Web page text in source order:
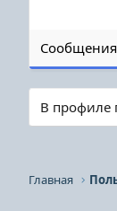
В профиле
Главная